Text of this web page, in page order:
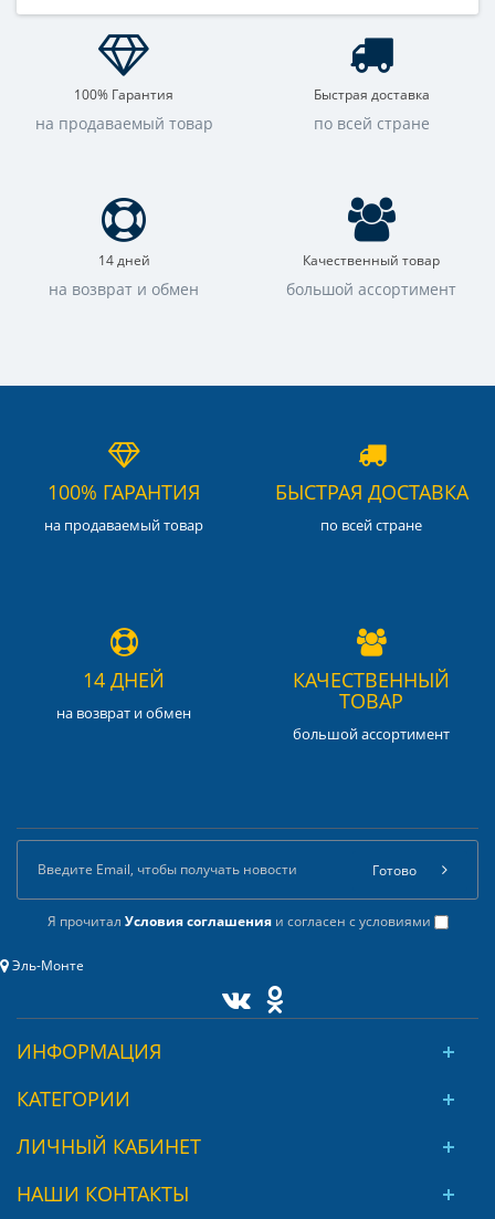
100% Гарантия
на продаваемый товар
Быстрая доставка
по всей стране
14 дней
на возврат и обмен
Качественный товар
большой ассортимент
100% ГАРАНТИЯ
на продаваемый товар
БЫСТРАЯ ДОСТАВКА
по всей стране
14 ДНЕЙ
на возврат и обмен
КАЧЕСТВЕННЫЙ
ТОВАР
большой ассортимент
Я прочитал Условия соглашенияи согласен с условиями
Готово
Эль-Монте
ИНФОРМАЦИЯ
КАТЕГОРИИ
ЛИЧНЫЙ КАБИНЕТ
НАШИ КОНТАКТЫ